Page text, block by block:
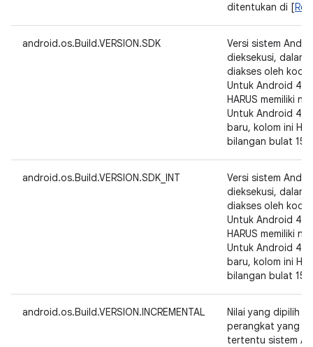
ditentukan di [
android.os.Build.VERSION.SDK
Versi sistem
dieksekusi,
diakses oleh
Untuk Android
HARUS memiliki
Untuk Android
baru, kolom ini
bilangan bulat 15.
android.os.Build.VERSION.SDK_INT
Versi sistem
dieksekusi,
diakses oleh
Untuk Android
HARUS memiliki
Untuk Android
baru, kolom ini
bilangan bulat 15.
android.os.Build.VERSION.INCREMENTAL
Nilai yang dipilih
perangkat yang
tertentu sistem